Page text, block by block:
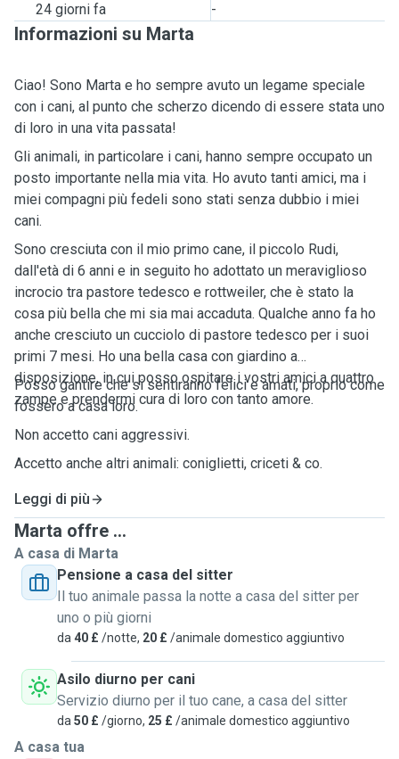
24 giorni fa -
Informazioni su Marta
Ciao! Sono Marta e ho sempre avuto un legame speciale
con i cani, al punto che scherzo dicendo di essere stata uno
di loro in una vita passata!
Gli animali, in particolare i cani, hanno sempre occupato un
posto importante nella mia vita. Ho avuto tanti amici, ma i
miei compagni più fedeli sono stati senza dubbio i miei
cani.
Sono cresciuta con il mio primo cane, il piccolo Rudi,
dall'età di 6 anni e in seguito ho adottato un meraviglioso
incrocio tra pastore tedesco e rottweiler, che è stato la
cosa più bella che mi sia mai accaduta. Qualche anno fa ho
anche cresciuto un cucciolo di pastore tedesco per i suoi
primi 7 mesi. Ho una bella casa con giardino a
disposizione, in cui posso ospitare i vostri amici a quattro
zampe e prendermi cura di loro con tanto amore.
Posso gantire che si sentiranno felici e amati, proprio come
fossero a casa loro.
Non accetto cani aggressivi.
Accetto anche altri animali: coniglietti, criceti & co.
Leggi di più
Marta offre ...
A casa di Marta
Pensione a casa del sitter
Il tuo animale passa la notte a casa del sitter per
uno o più giorni
da 40 £ /notte, 20 £ /animale domestico aggiuntivo
Asilo diurno per cani
Servizio diurno per il tuo cane, a casa del sitter
da 50 £ /giorno, 25 £ /animale domestico aggiuntivo
A casa tua